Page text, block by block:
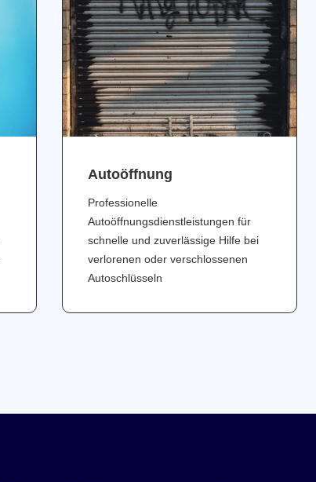
Аutoöffnung
Professionelle
Autoöffnungsdienstleistungen für
schnelle und zuverlässige Hilfe bei
verlorenen oder verschlossenen
Autoschlüsseln